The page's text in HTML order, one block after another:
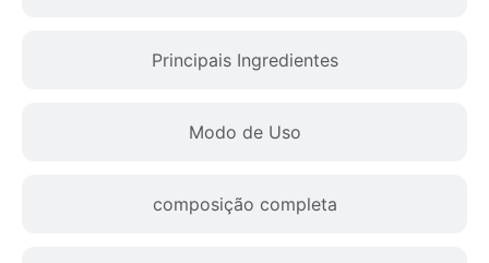
Principais Ingredientes
Modo de Uso
composição completa